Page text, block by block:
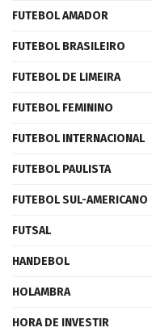
FUTEBOL AMADOR
FUTEBOL BRASILEIRO
FUTEBOL DE LIMEIRA
FUTEBOL FEMININO
FUTEBOL INTERNACIONAL
FUTEBOL PAULISTA
FUTEBOL SUL-AMERICANO
FUTSAL
HANDEBOL
HOLAMBRA
HORA DE INVESTIR